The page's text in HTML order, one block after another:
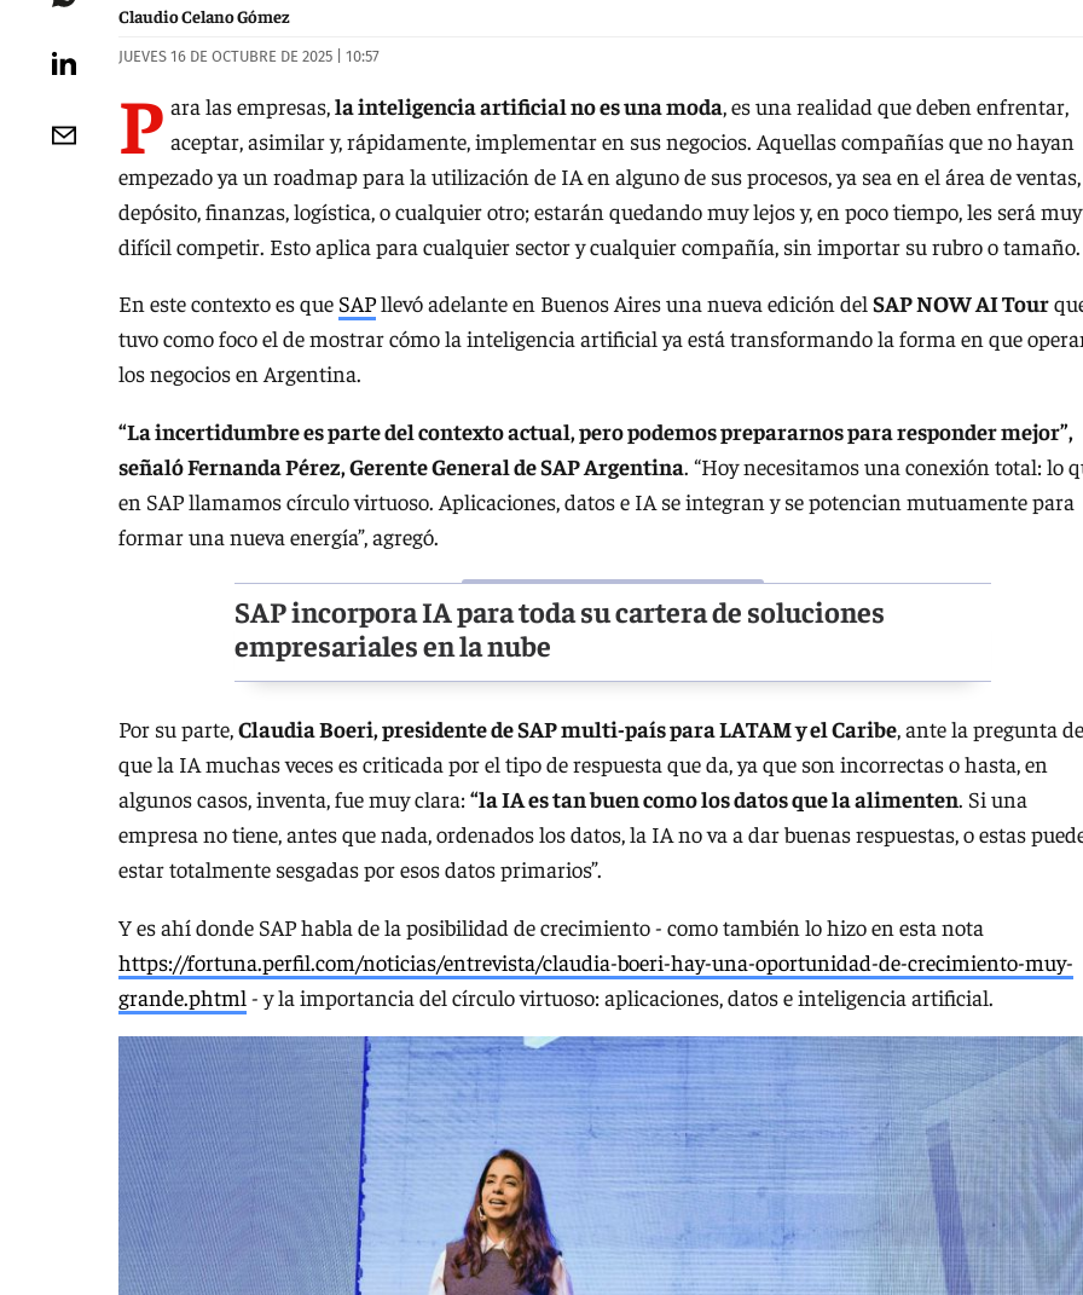
Claudio Celano Gómez
JUEVES 16 DE OCTUBRE DE 2025 | 10:57
P ara las empresas,la inteligencia artificial no es una moda, es una realidad que deben enfrentar,
aceptar, asimilar y, rápidamente, implementar en sus negocios. Aquellas compañías que no hayan
empezado ya un roadmap para la utilización de IA en alguno de sus procesos, ya sea en el área de ventas,
depósito, finanzas, logística, o cualquier otro; estarán quedando muy lejos y, en poco tiempo, les será muy
difícil competir. Esto aplica para cualquier sector y cualquier compañía, sin importar su rubro o tamaño.
En este contexto es que SAPllevó adelante en Buenos Aires una nueva edición del SAP NOW AI Tour
tuvo como foco el de mostrar cómo la inteligencia artificial ya está transformando la forma en que
los negocios en Argentina.
“La incertidumbre es parte del contexto actual, pero podemos prepararnos para responder mejor”,
señaló Fernanda Pérez, Gerente General de SAP Argentina. “Hoy necesitamos una conexión total: lo
en SAP llamamos círculo virtuoso. Aplicaciones, datos e IA se integran y se potencian mutuamente para
formar una nueva energía”, agregó.
SAP incorpora IA para toda su cartera de soluciones
empresariales en la nube
Por su parte,Claudia Boeri, presidente de SAP multi-país para LATAM y el Caribe, ante la pregunta de
que la IA muchas veces es criticada por el tipo de respuesta que da, ya que son incorrectas o hasta, en
algunos casos, inventa, fue muy clara:“la IA es tan buen como los datos que la alimenten. Si una
empresa no tiene, antes que nada, ordenados los datos, la IA no va a dar buenas respuestas, o estas
estar totalmente sesgadas por esos datos primarios”.
Y es ahí donde SAP habla de la posibilidad de crecimiento - como también lo hizo en esta nota
https://fortuna.perfil.com/noticias/entrevista/claudia-boeri-hay-una-oportunidad-de-crecimiento-muy-
grande.phtml - y la importancia del círculo virtuoso: aplicaciones, datos e inteligencia artificial.